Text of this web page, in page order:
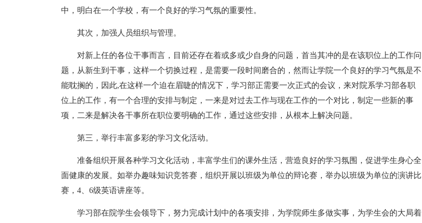
中，明白在一个学校，有一个良好的学习气氛的重要性。
其次，加强人员组织与管理。
对新上任的各位干事而言，目前还存在着或多或少自身的问题，首当其冲的是在该职位上的工作问
题，从新生到干事，这样一个切换过程，是需要一段时间磨合的，然而让学院一个良好的学习气氛是不
能耽搁的，因此,在这样一个迫在眉睫的情况下，学习部正需要一次正式的会议，来对院系学习部各职
位上的工作，有一个合理的安排与制定，一来是对过去工作与现在工作的一个对比，制定一些新的事
项，二来是解决各干事所在职位要明确的工作，通过这些安排，从根本上解决问题。
第三，举行丰富多彩的学习文化活动。
准备组织开展各种学习文化活动，丰富学生们的课外生活，营造良好的学习氛围，促进学生身心全
面健康的发展。如举办趣味知识竞答赛，组织开展以班级为单位的辩论赛，举办以班级为单位的演讲比
赛，4、6级英语讲座等。
学习部在院学生会领导下，努力完成计划中的各项安排，为学院师生多做实事，为学生会的大局着